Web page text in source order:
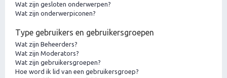
Wat zijn gesloten onderwerpen?
Wat zijn onderwerpiconen?
Type gebruikers en gebruikersgroepen
Wat zijn Beheerders?
Wat zijn Moderators?
Wat zijn gebruikersgroepen?
Hoe word ik lid van een gebruikersgroep?